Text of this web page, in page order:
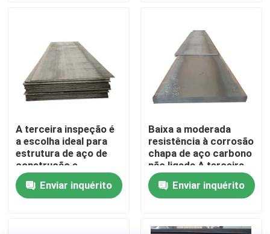
Contacte-nos
Bobina de aço carbono
Placas de aço carbono
aplicações
estruturais.
A terceira inspeção é
a escolha ideal para
estrutura de aço de
construção e
equipamentos
industriaisEnviar inquérito
Baixa a moderada
resistência à corrosão
chapa de aço carbono
não ligada A terceira
inspecção é válida
concebida para uso
pesado
Enviar inquérito